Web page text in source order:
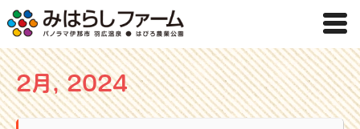
2月, 2024